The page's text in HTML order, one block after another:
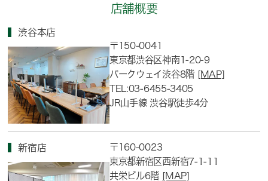
店舗概要
渋谷本店
〒150-0041
東京都渋谷区神南1-20-9
パークウェイ渋谷8階 [MAP]
TEL:03-6455-3405
JR山手線 渋谷駅徒歩4分
新宿店
〒160-0023
東京都新宿区西新宿7-1-11
共栄ビル6階 [MAP]